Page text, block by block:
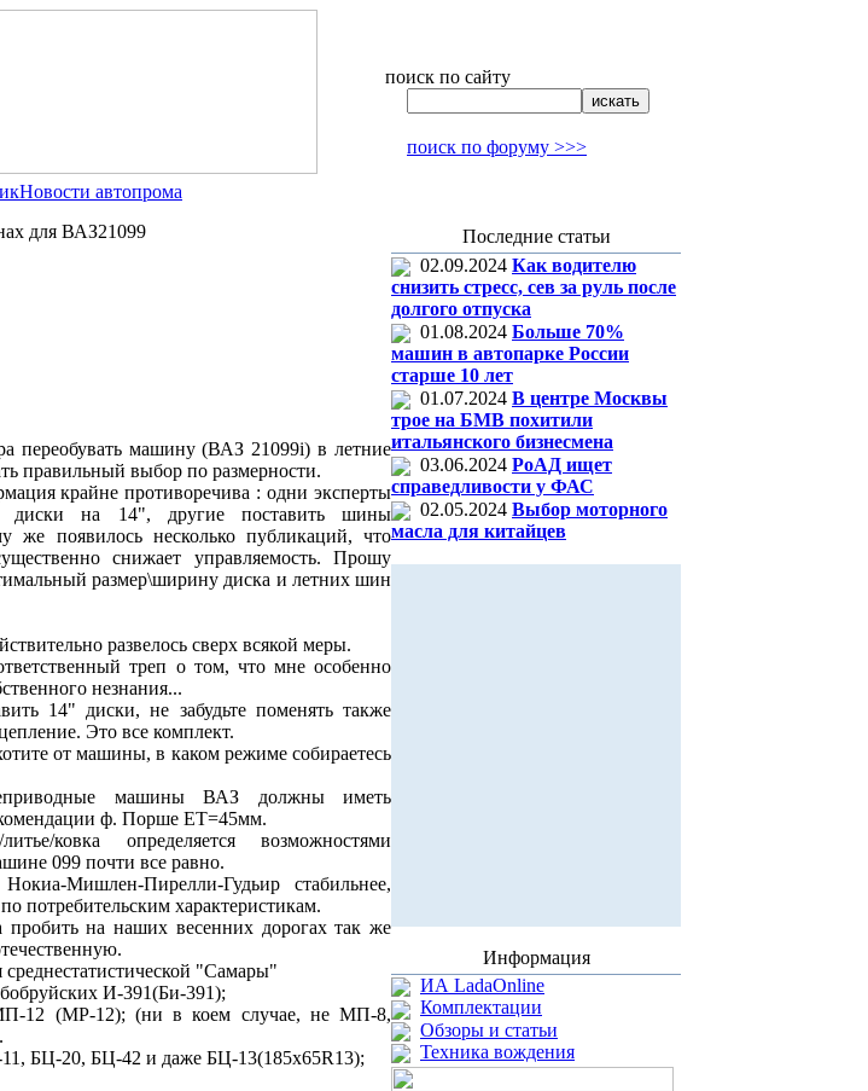
поиск по сайту
поиск по форуму >>>
Новости автопрома
для ВАЗ21099
переобувать машину (ВАЗ 21099i) в летние
правильный выбор по размерности.
крайне противоречива : одни эксперты
диски на 14", другие поставить шины
же появилось несколько публикаций, что
снижает управляемость. Прошу
размер\ширину диска и летних шин
развелось сверх всякой меры.
треп о том, что мне особенно
незнания...
14" диски, не забудьте поменять также
Это все комплект.
от машины, в каком режиме собираетесь
машины ВАЗ должны иметь
ф. Порше ET=45мм.
ковка определяется возможностями
099 почти все равно.
Мишлен-Пирелли-Гудьир стабильнее,
потребительским характеристикам.
на наших весенних дорогах так же
"Самары"
И-391(Би-391);
12 (MP-12); (ни в коем случае, не МП-8,
БЦ-20, БЦ-42 и даже БЦ-13(185х65R13);
Последние статьи
02.09.2024 Как водителю
снизить стресс, сев за руль после
долгого отпуска
01.08.2024 Больше 70%
машин в автопарке России
старше 10 лет
01.07.2024 В центре Москвы
трое на БМВ похитили
итальянского бизнесмена
03.06.2024 РоАД ищет
справедливости у ФАС
02.05.2024 Выбор моторного
масла для китайцев
Информация
ИА LadaOnline
Комплектации
Обзоры и статьи
Техника вождения